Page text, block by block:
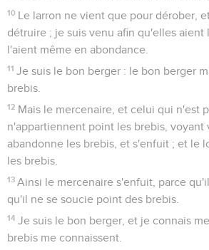
10 Le larron ne vient que pour dérober,
détruire ; je suis venu afin qu'elles aient
l'aient même en abondance.
11 Je suis le bon berger : le bon berger
brebis.
12 Mais le mercenaire, et celui qui n'est
n'appartiennent point les brebis, voyant
abandonne les brebis, et s'enfuit ; et le
les brebis.
13 Ainsi le mercenaire s'enfuit, parce
qu'il ne se soucie point des brebis.
14 Je suis le bon berger, et je connais
brebis me connaissent.